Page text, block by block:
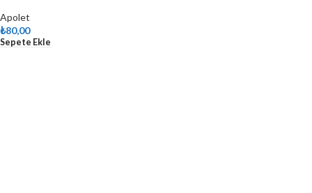
Apolet
₺80,00
Sepete Ekle